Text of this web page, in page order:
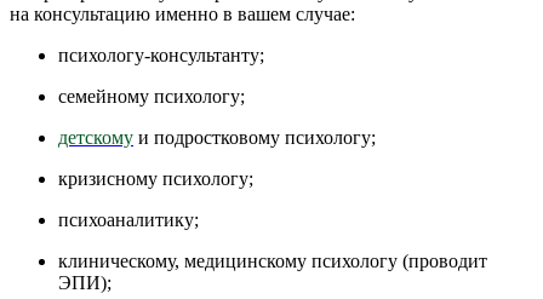
на консультацию именно в вашем случае:
психологу-консультанту;
семейному психологу;
детскому и подростковому психологу;
кризисному психологу;
психоаналитику;
клиническому, медицинскому психологу (проводит
ЭПИ);